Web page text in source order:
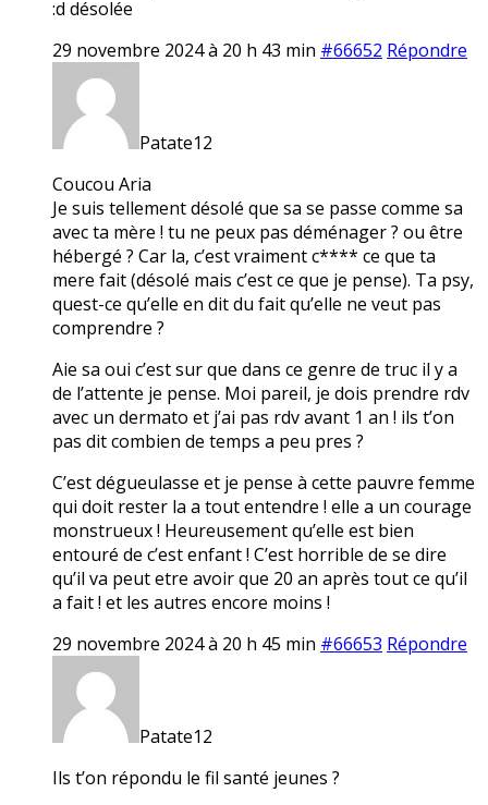
:d désolée
29 novembre 2024 à 20 h 43 min #66652 Répondre
Patate12
Coucou Aria
Je suis tellement désolé que sa se passe comme sa
avec ta mère ! tu ne peux pas déménager ? ou être
hébergé ? Car la, c’est vraiment c**** ce que ta
mere fait (désolé mais c’est ce que je pense). Ta psy,
quest-ce qu’elle en dit du fait qu’elle ne veut pas
comprendre ?
Aie sa oui c’est sur que dans ce genre de truc il y a
de l’attente je pense. Moi pareil, je dois prendre rdv
avec un dermato et j’ai pas rdv avant 1 an ! ils t’on
pas dit combien de temps a peu pres ?
C’est dégueulasse et je pense à cette pauvre femme
qui doit rester la a tout entendre ! elle a un courage
monstrueux ! Heureusement qu’elle est bien
entouré de c’est enfant ! C’est horrible de se dire
qu’il va peut etre avoir que 20 an après tout ce qu’il
a fait ! et les autres encore moins !
29 novembre 2024 à 20 h 45 min #66653 Répondre
Patate12
Ils t’on répondu le fil santé jeunes ?